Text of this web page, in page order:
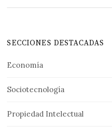
SECCIONES DESTACADAS
Economía
Sociotecnología
Propiedad Intelectual